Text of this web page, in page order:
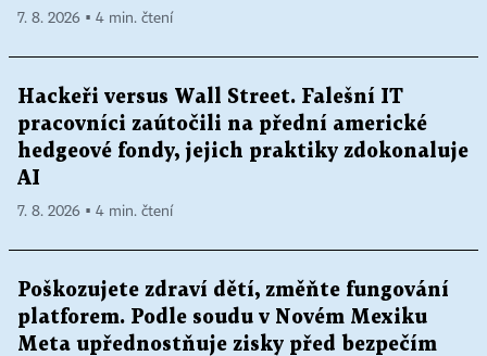
7. 8. 2026 ▪ 4 min. čtení
Hackeři versus Wall Street. Falešní IT
pracovníci zaútočili na přední americké
hedgeové fondy, jejich praktiky zdokonaluje
AI
7. 8. 2026 ▪ 4 min. čtení
Poškozujete zdraví dětí, změňte fungování
platforem. Podle soudu v Novém Mexiku
Meta upřednostňuje zisky před bezpečím